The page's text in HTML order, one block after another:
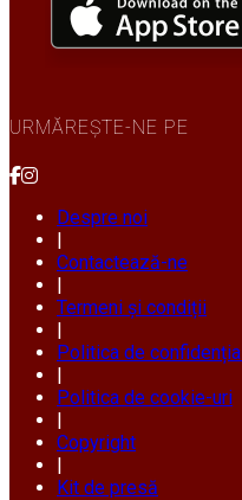
URMĂREȘTE-NE PE
Despre noi
|
Contactează-ne
|
Termeni și condiții
|
Politica de
|
Politica de cookie-uri
|
Copyright
|
Kit de presă